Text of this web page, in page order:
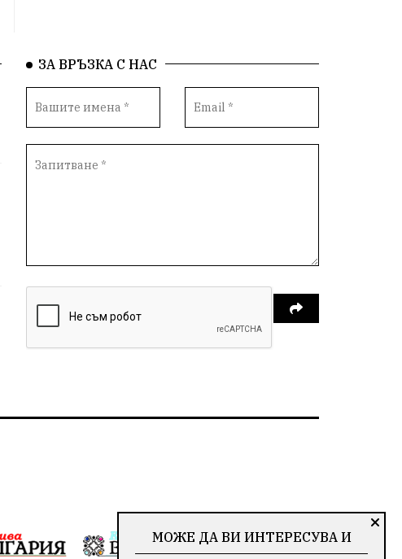
МОЖЕ ДА ВИ ИНТЕРЕСУВА И
ЗА ВРЪЗКА С НАС